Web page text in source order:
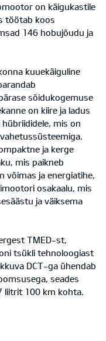
on käigukastile
töötab koos
146 hobujõudu ja
kuuekäiguline
sõidukogemuse
on kiire ja ladus
mis on
ja kerge
mis paikneb
võimas ja energiatihe,
osakaalu, mis
ja väiksema
TMED-st,
tsükli tehnoloogiast
DCT-ga ühendab
seades
liitrit 100 km kohta.